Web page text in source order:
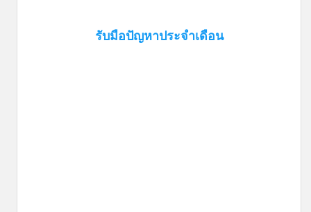
รับมือปัญหาประจำเดือน